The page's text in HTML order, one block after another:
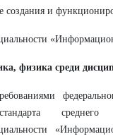
создания и
физика среди
среднего